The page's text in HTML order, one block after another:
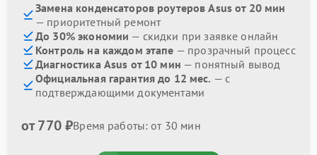
Замена конденсаторов роутеров Asus от 20 мин
— приоритетный ремонт
До 30% экономии — скидки при заявке онлайн
Контроль на каждом этапе — прозрачный процесс
Диагностика Asus от 10 мин — понятный вывод
Официальная гарантия до 12 мес. — с
подтверждающими документами
от 770 ₽Время работы: от 30 мин